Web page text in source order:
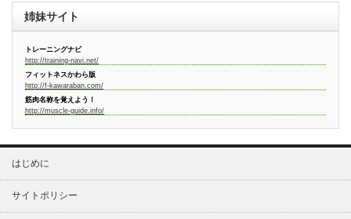
姉妹サイト
トレーニングナビ
http://training-navi.net/
フィットネスかわら版
http://f-kawaraban.com/
筋肉名称を覚えよう！
http://muscle-guide.info/
はじめに
サイトポリシー